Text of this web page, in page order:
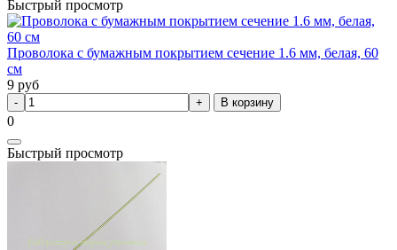
Быстрый просмотр
Проволока с бумажным покрытием сечение 1.6 мм, белая, 60
см
9 руб
В корзину
0
Быстрый просмотр